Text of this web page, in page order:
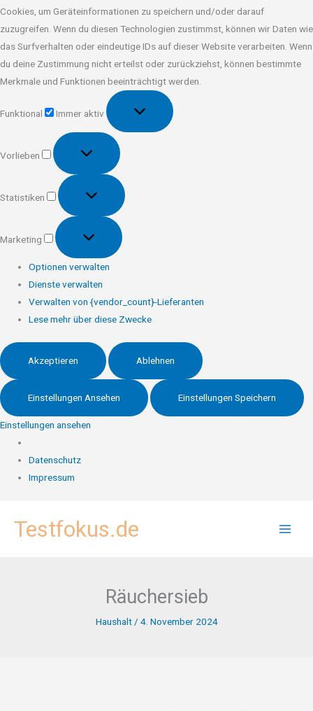
Cookies, um Geräteinformationen zu speichern und/oder darauf
zuzugreifen. Wenn du diesen Technologien zustimmst, können wir Daten wie
das Surfverhalten oder eindeutige IDs auf dieser Website verarbeiten. Wenn
du deine Zustimmung nicht erteilst oder zurückziehst, können bestimmte
Merkmale und Funktionen beeinträchtigt werden.
Funktional
Immer aktiv
Vorlieben
Vorlieben
Statistiken
Statistiken
Marketing
Marketing
Optionen verwalten
Dienste verwalten
Verwalten von {vendor_count}-Lieferanten
Lese mehr über diese Zwecke
Akzeptieren Ablehnen
Einstellungen Ansehen Einstellungen Speichern
Einstellungen ansehen
Datenschutz
Impressum
InhaltTestfokus.de
Räuchersieb
Haushalt/ 4. November 2024